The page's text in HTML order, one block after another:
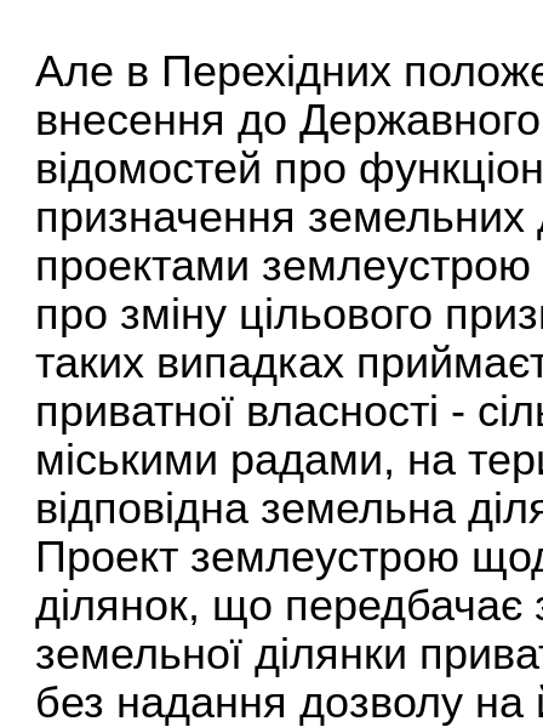
Але в Перехідних
внесення до
відомостей про
призначення земельних
проектами
про зміну цільового
таких випадках
приватної власності -
міськими радами, на
відповідна земельна
Проект землеустрою
ділянок, що передбачає
земельної ділянки
без надання дозволу на